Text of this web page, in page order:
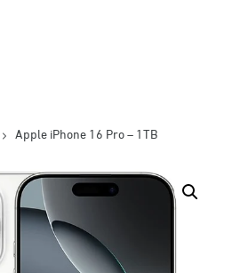
Apple iPhone 16 Pro – 1TB